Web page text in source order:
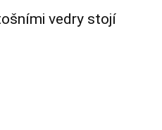
vedry stojí